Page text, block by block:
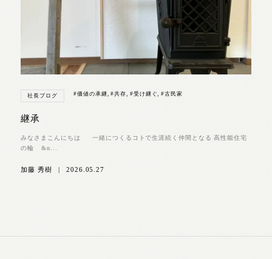
社長ブログ #価値の承継,#共存, #受け継ぐ,#古民家
継承
みなさまこんにちは 一緒につくるコトで生涯続く仲間となる 高性能住宅
の輪 &n...
加藤 秀樹 2026.05.27